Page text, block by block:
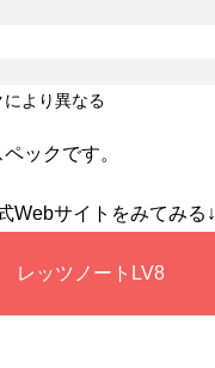
より異なる
ックです。
Webサイトをみてみる↓
レッツノートLV8